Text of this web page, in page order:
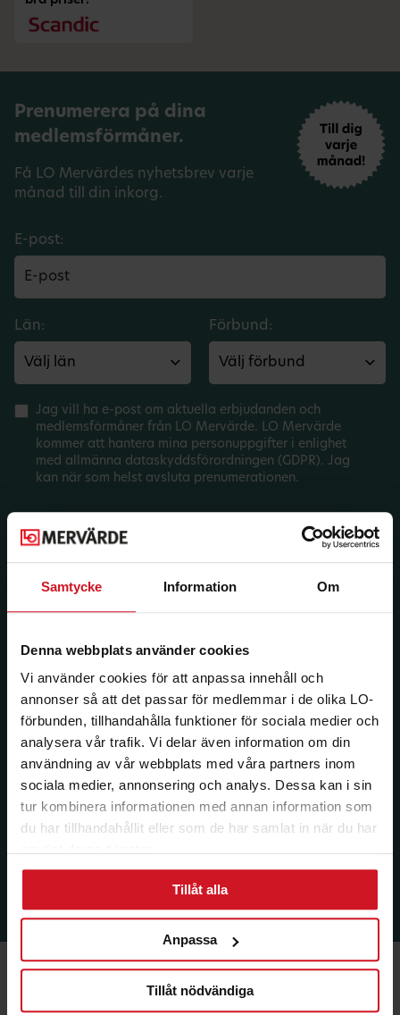
Samtycke Information Om
Denna webbplats använder cookies
Vi använder cookies för att anpassa innehåll och
annonser så att det passar för medlemmar i de olika LO-
förbunden, tillhandahålla funktioner för sociala medier och
analysera vår trafik. Vi delar även information om din
användning av vår webbplats med våra partners inom
sociala medier, annonsering och analys. Dessa kan i sin
tur kombinera informationen med annan information som
du har tillhandahållit eller som de har samlat in när du har
Tillåt alla
Anpassa
Tillåt nödvändiga
Prenumerera på dina
medlemsförmåner.
Få LO Mervärdes nyhetsbrev varje
månad till din inkorg.
E-post:
Län: Förbund:
Jag vill ha e-post om aktuella erbjudanden och
medlemsförmåner från LO Mervärde. LO Mervärde
kommer att hantera mina personuppgifter i enlighet
med allmänna dataskyddsförordningen (GDPR). Jag
kan när som helst avsluta prenumerationen.